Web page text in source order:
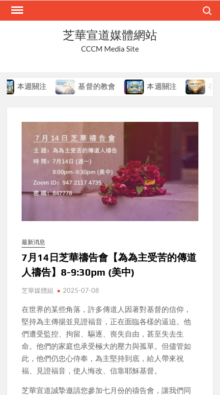
Skip
芝華宣道媒體網站
CCCM Media Site
本週關注 基督的教會 本週關注 在變局
最新消息
7月14日芝華禱告會【為為主受苦的傳道
人禱告】8-9:30pm (美中)
芝華媒體組 2025-07-08
在世界的某些角落，許多傳道人因著對基督的信仰，
堅持為主傳揚並見證福音，正在面臨各樣的逼迫。他
們遭受監控、拘留、驅逐、喪失自由，甚至失去生
命。他們的家庭也承受極大的壓力與孤單。但儘管如
此，他們仍忠心侍奉，為主堅持到底，給人帶來祝
福、見證福音，使人悔改、信靠耶穌基督。
芝華宣道誠摯邀請您參加七月份的禱告會，讓我們同